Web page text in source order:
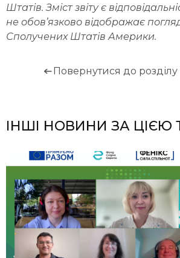
Штатів. Зміст звіту є
не обов’язково відображає
Сполучених Штатів Америки.
Повернутися до
ІНШІ НОВИНИ ЗА